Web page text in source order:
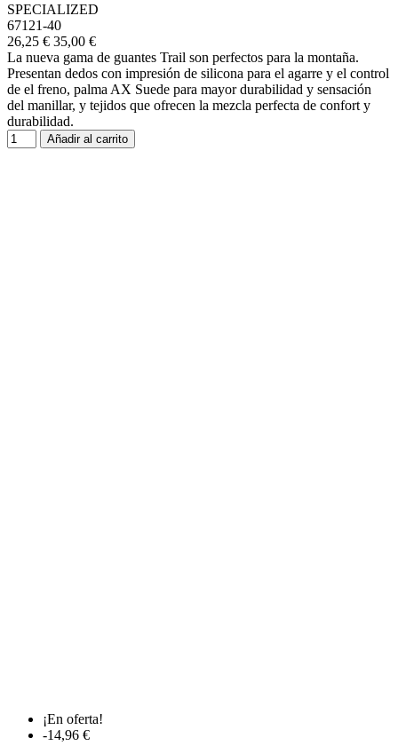
SPECIALIZED
67121-40
26,25 € 35,00 €
La nueva gama de guantes Trail son perfectos para la montaña.
Presentan dedos con impresión de silicona para el agarre y el control
de el freno, palma AX Suede para mayor durabilidad y sensación
del manillar, y tejidos que ofrecen la mezcla perfecta de confort y
durabilidad.
Añadir al carrito
¡En oferta!
-14,96 €